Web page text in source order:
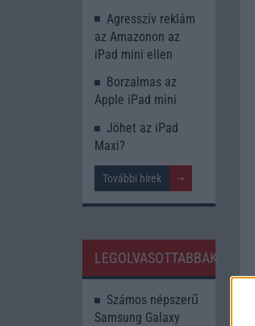
Agresszív reklám
az Amazonon az
iPad mini ellen
Borzalmas az
Apple iPad mini
Jöhet az iPad
Maxi?
További hírek
LEGOLVASOTTABBAK
Számos népszerű
Samsung Galaxy